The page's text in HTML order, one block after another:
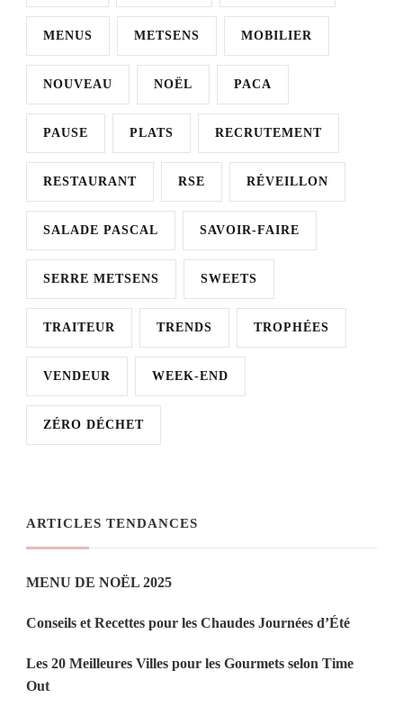
MENUS METSENS MOBILIER
NOUVEAU NOËL PACA
PAUSE PLATS RECRUTEMENT
RESTAURANT RSE RÉVEILLON
SALADE PASCAL SAVOIR-FAIRE
SERRE METSENS SWEETS
TRAITEUR TRENDS TROPHÉES
VENDEUR WEEK-END
ZÉRO DÉCHET
ARTICLES TENDANCES
MENU DE NOËL 2025
Conseils et Recettes pour les Chaudes Journées d’Été
Les 20 Meilleures Villes pour les Gourmets selon Time
Out